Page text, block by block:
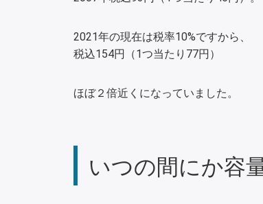
2021年の現在は税率10%ですから、
税込154円（1つ当たり77円）
ほぼ２倍近くになっていました。
いつの間にか容